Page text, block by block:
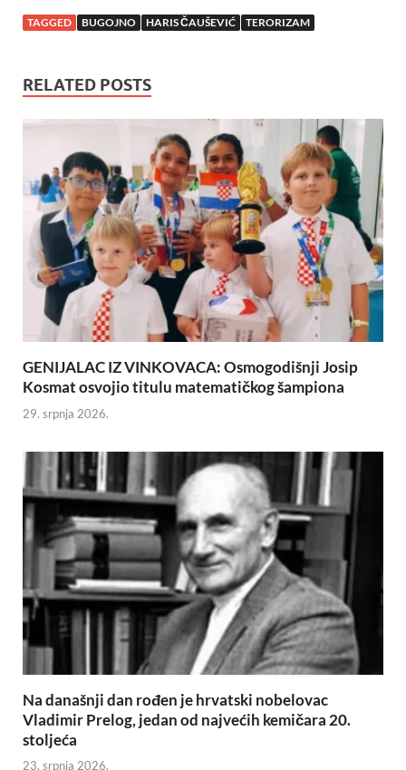
TAGGED BUGOJNO HARIS ČAUŠEVIĆ TERORIZAM
RELATED POSTS
GENIJALAC IZ VINKOVACA: Osmogodišnji Josip
Kosmat osvojio titulu matematičkog šampiona
29. srpnja 2026.
Na današnji dan rođen je hrvatski nobelovac
Vladimir Prelog, jedan od najvećih kemičara 20.
stoljeća
23. srpnja 2026.